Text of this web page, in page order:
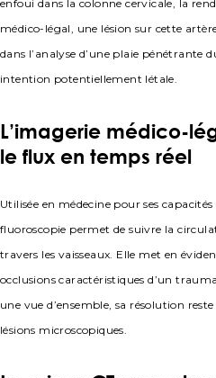
enfoui dans la colonne cervicale, la
médico-légal, une lésion sur cette
dans l’analyse d’une plaie pénétrante
intention potentiellement létale.
L’imagerie médico-
le flux en temps réel
Utilisée en médecine pour ses
fluoroscopie permet de suivre la
travers les vaisseaux. Elle met en
occlusions caractéristiques d’un
une vue d’ensemble, sa résolution
lésions microscopiques.